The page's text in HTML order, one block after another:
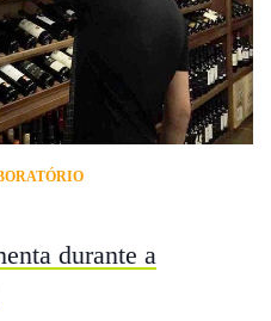
durante a